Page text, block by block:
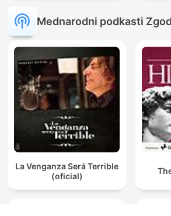
Mednarodni podkasti
La Venganza Será Terrible
(oficial)